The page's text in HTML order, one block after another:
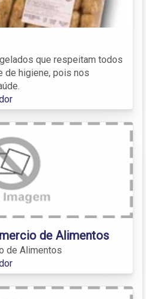
que respeitam todos
de higiene, pois nos
de Alimentos
de Alimentos